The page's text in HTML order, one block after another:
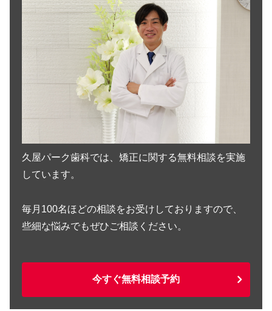
久屋パーク歯科では、矯正に関する無料相談を実施
しています。
毎月100名ほどの相談をお受けしておりますので、
些細な悩みでもぜひご相談ください。
今すぐ無料相談予約